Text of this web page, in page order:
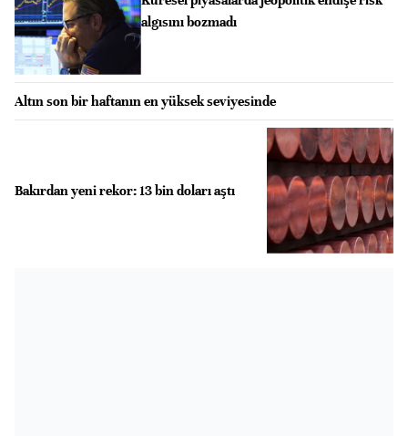
algısını bozmadı
Altın son bir haftanın en yüksek seviyesinde
Bakırdan yeni rekor: 13 bin doları aştı